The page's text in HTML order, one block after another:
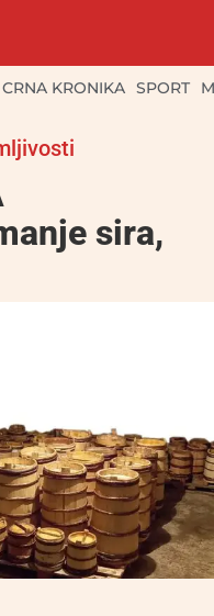
CRNA KRONIKA SPORT
sira,